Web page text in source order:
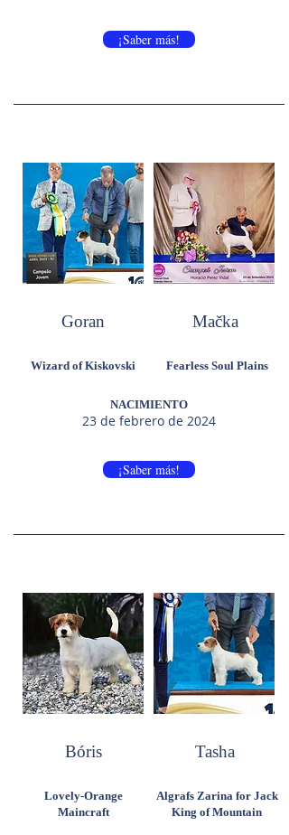
¡Saber más!
Goran Mačka
Wizard of Kiskovski Fearless Soul Plains
NACIMIENTO
23 de febrero de 2024
¡Saber más!
Bóris Tasha
Lovely-Orange
Maincraft
Algrafs Zarina for Jack
King of Mountain